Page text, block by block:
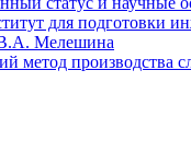
для подготовки
Мелешина
метод производства